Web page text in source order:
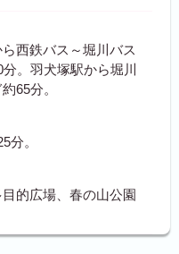
西鉄バス～堀川バス
。羽犬塚駅から堀川
65分。
分。
目的広場、春の山公園